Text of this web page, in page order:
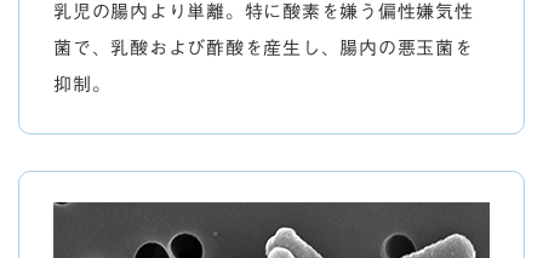
乳児の腸内より単離。特に酸素を嫌う偏性嫌気性
菌で、乳酸および酢酸を産生し、腸内の悪玉菌を
抑制。